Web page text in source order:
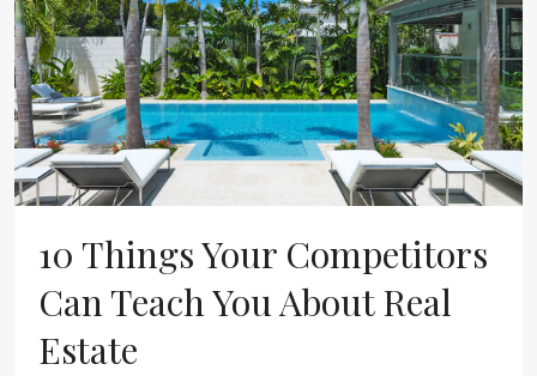
10 Things Your Competitors
Can Teach You About Real
Estate